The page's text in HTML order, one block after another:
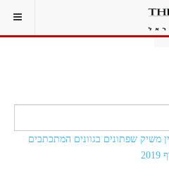
משיק שפתונים בגוונים המתכתבים